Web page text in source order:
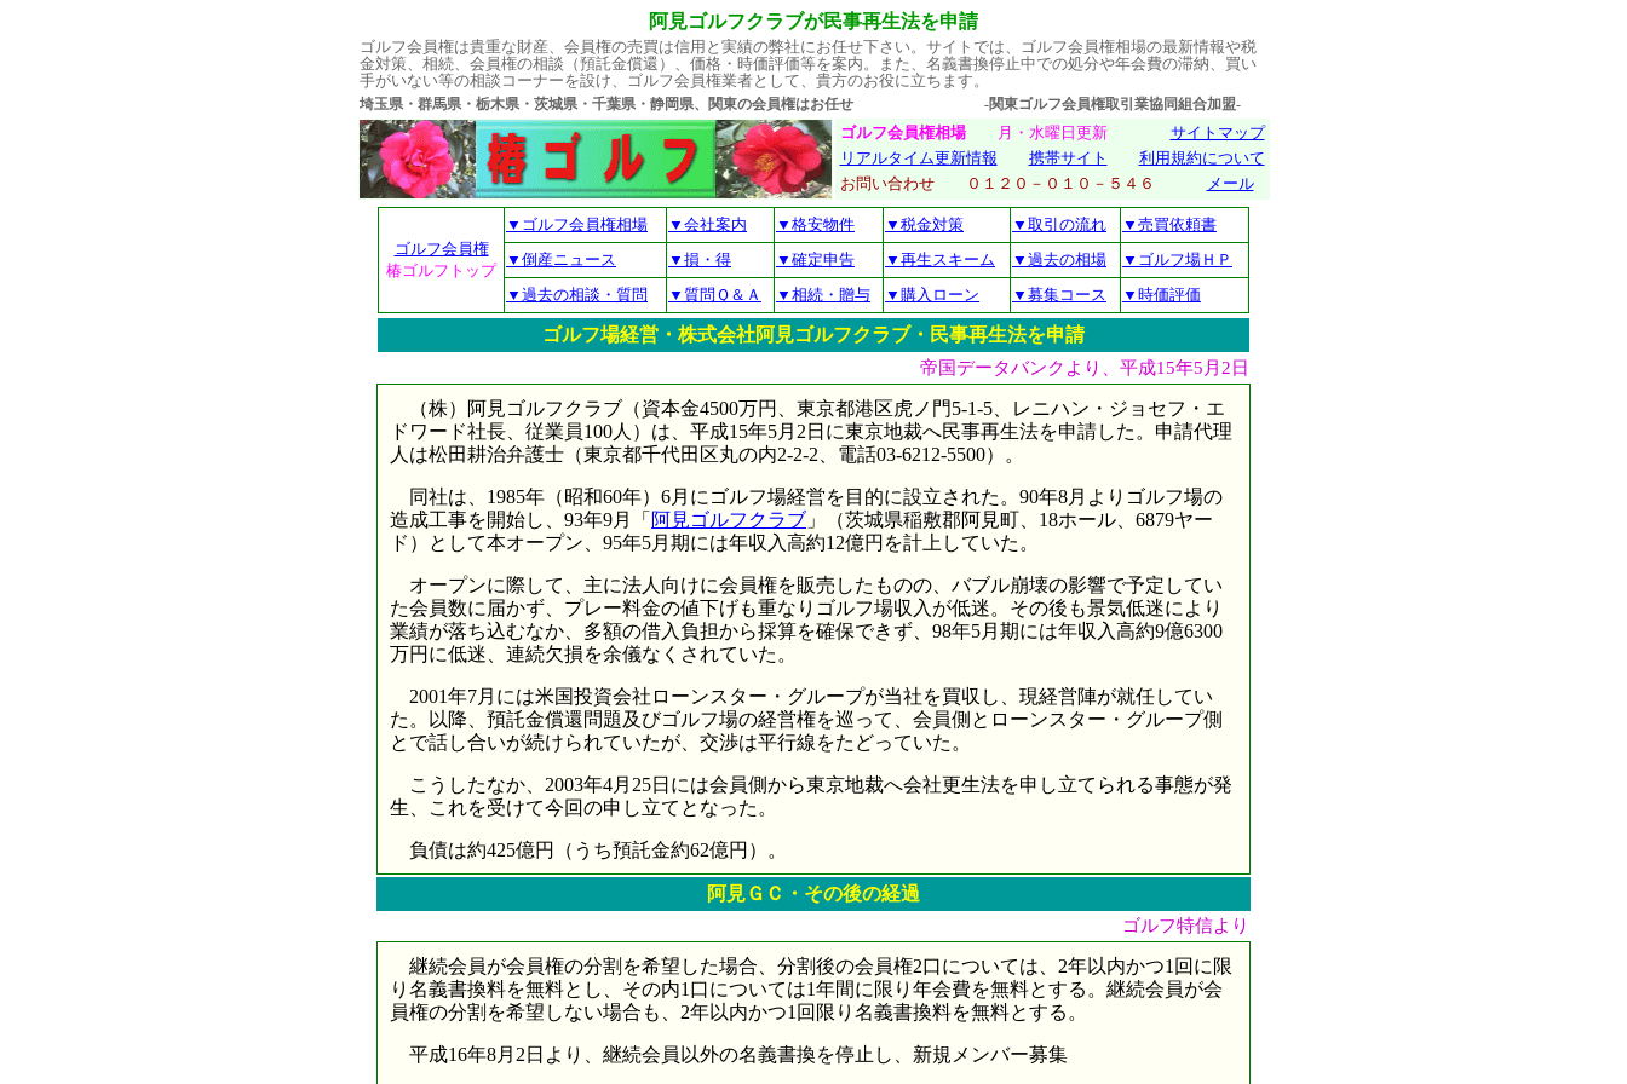
阿見ゴルフクラブが民事再生法を申請
ゴルフ会員権は貴重な財産、会員権の売買は信用と実績の弊社にお任せ下さい。サイトでは、ゴルフ会員権相場の最新情報や税
金対策、相続、会員権の相談（預託金償還）、価格・時価評価等を案内。また、名義書換停止中での処分や年会費の滞納、買い
手がいない等の相談コーナーを設け、ゴルフ会員権業者として、貴方のお役に立ちます。
埼玉県・群馬県・栃木県・茨城県・千葉県・静岡県、関東の会員権はお任せ -関東ゴルフ会員権取引業協同組合加盟-
ゴルフ会員権相場月・水曜日更新 サイトマップ
リアルタイム更新情報
携帯サイト
利用規約について
お問い合わせ ０１２０－０１０－５４６
メール
ゴルフ会員権
椿ゴルフトップ
▼ゴルフ会員権相場 ▼会社案内 ▼格安物件 ▼税金対策 ▼取引の流れ
▼売買依頼書
▼倒産ニュース
▼損・得 ▼確定申告 ▼再生スキーム ▼過去の相場
▼ゴルフ場ＨＰ
▼過去の相談・質問
▼質問Ｑ＆Ａ ▼相続・贈与 ▼購入ローン ▼募集コース ▼時価評価
ゴルフ場経営・株式会社阿見ゴルフクラブ・民事再生法を申請
帝国データバンクより、平成15年5月2日
（株）阿見ゴルフクラブ（資本金4500万円、東京都港区虎ノ門5-1-5、レニハン・ジョセフ・エ
ドワード社長、従業員100人）は、平成15年5月2日に東京地裁へ民事再生法を申請した。申請代理
人は松田耕治弁護士（東京都千代田区丸の内2-2-2、電話03-6212-5500）。
同社は、1985年（昭和60年）6月にゴルフ場経営を目的に設立された。90年8月よりゴルフ場の
造成工事を開始し、93年9月「 阿見ゴルフクラブ 」（茨城県稲敷郡阿見町、18ホール、6879ヤー
ド）として本オープン、95年5月期には年収入高約12億円を計上していた。
オープンに際して、主に法人向けに会員権を販売したものの、バブル崩壊の影響で予定してい
た会員数に届かず、プレー料金の値下げも重なりゴルフ場収入が低迷。その後も景気低迷により
業績が落ち込むなか、多額の借入負担から採算を確保できず、98年5月期には年収入高約9億6300
万円に低迷、連続欠損を余儀なくされていた。
2001年7月には米国投資会社ローンスター・グループが当社を買収し、現経営陣が就任してい
た。以降、預託金償還問題及びゴルフ場の経営権を巡って、会員側とローンスター・グループ側
とで話し合いが続けられていたが、交渉は平行線をたどっていた。
こうしたなか、2003年4月25日には会員側から東京地裁へ会社更生法を申し立てられる事態が発
生、これを受けて今回の申し立てとなった。
負債は約425億円（うち預託金約62億円）。
阿見ＧＣ・その後の経過
ゴルフ特信より
継続会員が会員権の分割を希望した場合、分割後の会員権2口については、2年以内かつ1回に限
り名義書換料を無料とし、その内1口については1年間に限り年会費を無料とする。継続会員が会
員権の分割を希望しない場合も、2年以内かつ1回限り名義書換料を無料とする。
平成16年8月2日より、継続会員以外の名義書換を停止し、新規メンバー募集